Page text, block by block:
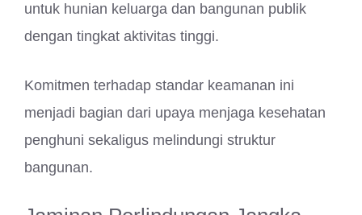
untuk hunian keluarga dan bangunan publik
dengan tingkat aktivitas tinggi.
Komitmen terhadap standar keamanan ini
menjadi bagian dari upaya menjaga kesehatan
penghuni sekaligus melindungi struktur
bangunan.